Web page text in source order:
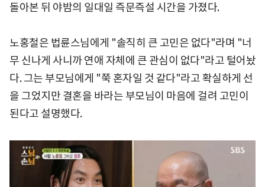
돌아본 뒤 야밤의 일대일 즉문즉설 시간을 가졌다.
노홍철은 법륜스님에게 "솔직히 큰 고민은 없다"라며 "너
무 신나게 사니까 연애 자체에 큰 관심이 없다"라고 털어놨
다. 그는 부모님에게 "쭉 혼자일 것 같다"라고 확실하게 선
을 그었지만 결혼을 바라는 부모님이 마음에 걸려 고민이
된다고 설명했다.